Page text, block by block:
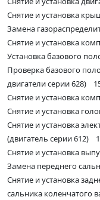
Снятие и установка
Замена
Снятие и установка
Установка базового
Проверка базового
двигатели серии 628)
Снятие и установка
Снятие и установка
Снятие и установка
(двигатель серии 612)
Снятие и установка
Замена переднего
Снятие и установка
сальника коленчатого